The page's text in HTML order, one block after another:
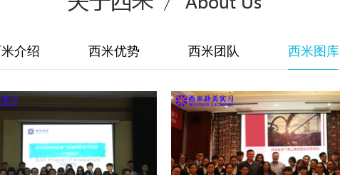
介绍 西米优势 西米团队 西米图库